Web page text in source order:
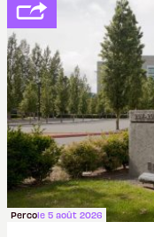
peine 2 000
cher payé que le
apprendra aux
Gabe Newell aussi
Percole 5 août 2026